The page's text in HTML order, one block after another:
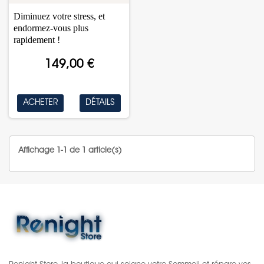
149,00 €
Diminuez votre stress, et
endormez-vous plus
rapidement !
ACHETER DÉTAILS
Affichage 1-1 de 1 article(s)